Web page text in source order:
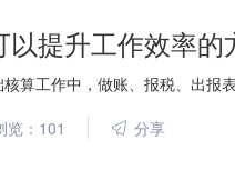
提升工作效率的
算工作中，做账、报税、出报
览：101 分享